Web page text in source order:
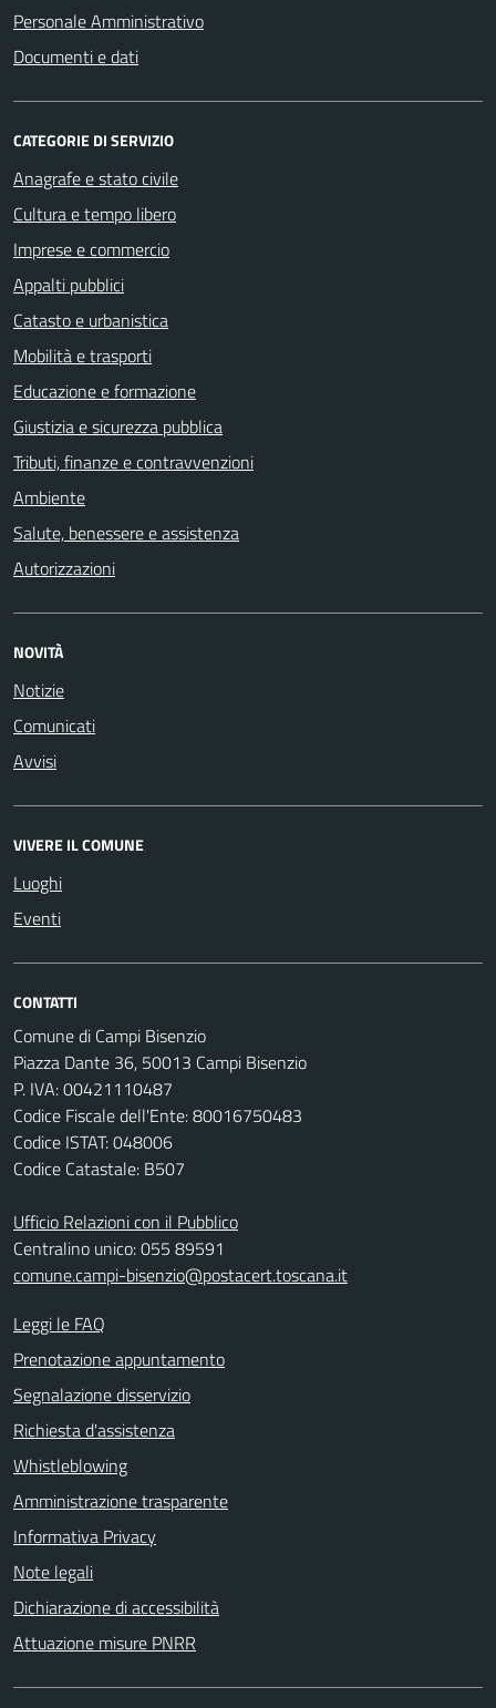
Personale Amministrativo
Documenti e dati
CATEGORIE DI SERVIZIO
Anagrafe e stato civile
Cultura e tempo libero
Imprese e commercio
Appalti pubblici
Catasto e urbanistica
Mobilità e trasporti
Educazione e formazione
Giustizia e sicurezza pubblica
Tributi, finanze e contravvenzioni
Ambiente
Salute, benessere e assistenza
Autorizzazioni
NOVITÀ
Notizie
Comunicati
Avvisi
VIVERE IL COMUNE
Luoghi
Eventi
CONTATTI
Comune di Campi Bisenzio
Piazza Dante 36, 50013 Campi Bisenzio
P. IVA: 00421110487
Codice Fiscale dell'Ente: 80016750483
Codice ISTAT: 048006
Codice Catastale: B507
Ufficio Relazioni con il Pubblico
Centralino unico: 055 89591
comune.campi-bisenzio@postacert.toscana.it
Leggi le FAQ
Prenotazione appuntamento
Segnalazione disservizio
Richiesta d'assistenza
Whistleblowing
Amministrazione trasparente
Informativa Privacy
Note legali
Dichiarazione di accessibilità
Attuazione misure PNRR